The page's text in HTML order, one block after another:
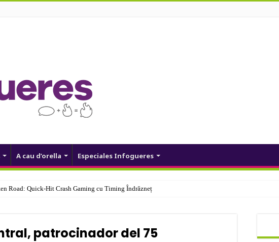
A cau d’orella Especiales Infogueres
Road: Quick‑Hit Crash Gaming cu Timing Îndrăzneț
patrocinador del 75